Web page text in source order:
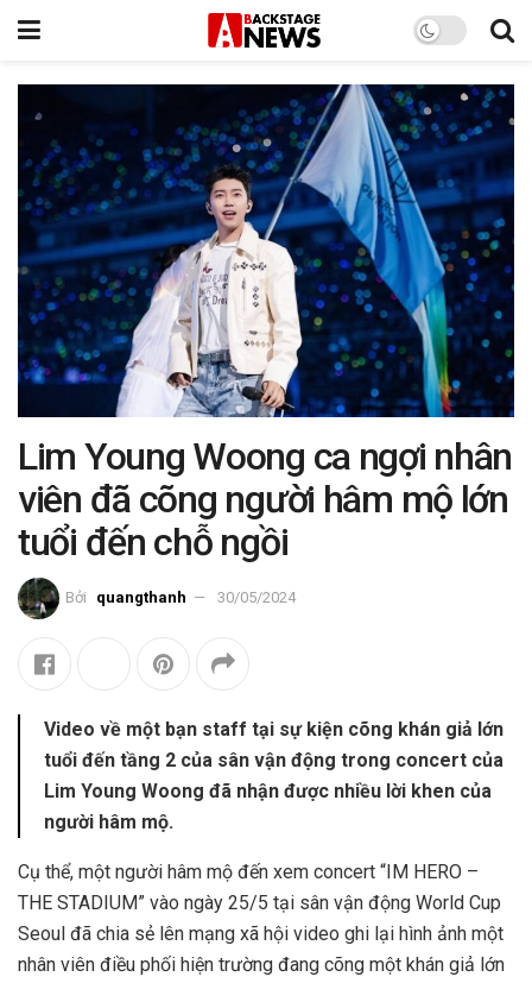
Lim Young Woong ca ngợi nhân
viên đã cõng người hâm mộ lớn
tuổi đến chỗ ngồi
Bởi quangthanh 30/05/2024
Video về một bạn staff tại sự kiện cõng khán giả lớn
tuổi đến tầng 2 của sân vận động trong concert của
Lim Young Woong đã nhận được nhiều lời khen của
người hâm mộ.
Cụ thể, một người hâm mộ đến xem concert “IM HERO –
THE STADIUM” vào ngày 25/5 tại sân vận động World Cup
Seoul đã chia sẻ lên mạng xã hội video ghi lại hình ảnh một
nhân viên điều phối hiện trường đang cõng một khán giả lớn